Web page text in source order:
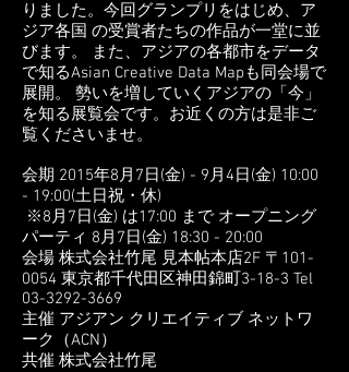
りました。今回グランプリをはじめ、ア
ジア各国 の受賞者たちの作品が一堂に並
びます。 また、アジアの各都市をデータ
で知るAsian Creative Data Mapも同会場で
展開。 勢いを増していくアジアの「今」
を知る展覧会です。お近くの方は是非ご
覧くださいませ。
会期 2015年8月7日(金) - 9月4日(金) 10:00
- 19:00(土日祝・休)
※8月7日(金) は17:00 まで オープニング
パーティ 8月7日(金) 18:30 - 20:00
会場 株式会社竹尾 見本帖本店2F 〒101-
0054 東京都千代田区神田錦町3-18-3 Tel
03-3292-3669
主催 アジアン クリエイティブ ネットワ
ーク（ACN）
共催 株式会社竹尾